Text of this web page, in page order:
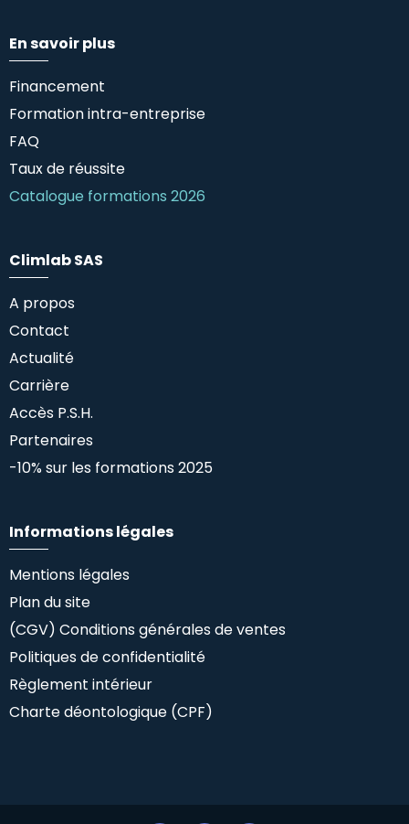
En savoir plus
Financement
Formation intra-entreprise
FAQ
Taux de réussite
Catalogue formations 2026
Climlab SAS
A propos
Contact
Actualité
Carrière
Accès P.S.H.
Partenaires
-10% sur les formations 2025
Informations légales
Mentions légales
Plan du site
(CGV) Conditions générales de ventes
Politiques de confidentialité
Règlement intérieur
Charte déontologique (CPF)